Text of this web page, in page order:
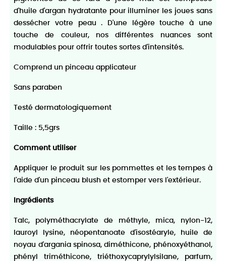
d'huile d'argan hydratante pour illuminer les joues sans
dessécher votre peau . D'une légère touche à une
touche de couleur, nos différentes nuances sont
modulables pour offrir toutes sortes d'intensités.
Comprend un pinceau applicateur
Sans paraben
Testé dermatologiquement
Taille : 5,5grs
Comment utiliser
Appliquer le produit sur les pommettes et les tempes à
l'aide d'un pinceau blush et estomper vers l'extérieur.
Ingrédients
Talc, polyméthacrylate de méthyle, mica, nylon-12,
lauroyl lysine, néopentanoate d'isostéaryle, huile de
noyau d'argania spinosa, diméthicone, phénoxyéthanol,
phényl triméthicone, triéthoxycaprylylsilane, parfum,